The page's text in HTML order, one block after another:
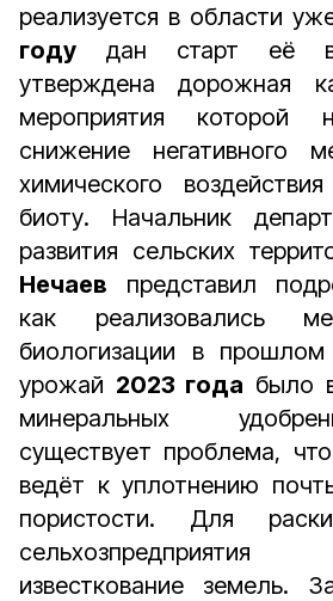
реализуется в области
году дан старт её
утверждена дорожная
мероприятия которой
снижение негативного
химического
биоту. Начальник
развития сельских
Нечаев представил
как реализовались
биологизации в
урожай 2023 года было
минеральных
существует проблема,
ведёт к уплотнению
пористости. Для
известкование земель.